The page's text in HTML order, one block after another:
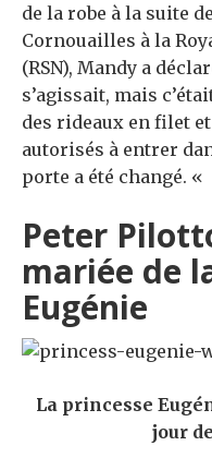
de la robe à la suite
Cornouailles à la
(RSN), Mandy a
s’agissait, mais
des rideaux en filet
autorisés à entrer
porte a été changé. «
Peter
mariée de
Eugénie
La princesse
jour